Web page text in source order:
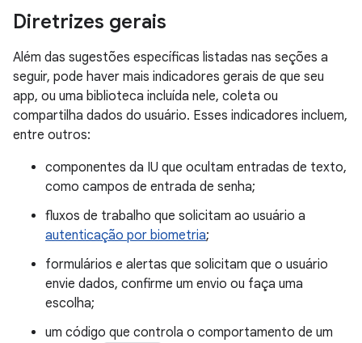
Diretrizes gerais
Além das sugestões específicas listadas nas seções a
seguir, pode haver mais indicadores gerais de que seu
app, ou uma biblioteca incluída nele, coleta ou
compartilha dados do usuário. Esses indicadores incluem,
entre outros:
componentes da IU que ocultam entradas de texto,
como campos de entrada de senha;
fluxos de trabalho que solicitam ao usuário a
autenticação por biometria;
formulários e alertas que solicitam que o usuário
envie dados, confirme um envio ou faça uma
escolha;
um código que controla o comportamento de um